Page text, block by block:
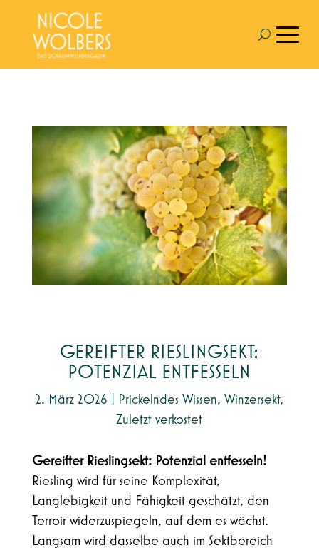
GEREIFTER RIESLINGSEKT:
POTENZIAL ENTFESSELN
2. März 2026 Prickelndes Wissen, Winzersekt,
Zuletzt verkostet
Gereifter Rieslingsekt: Potenzial entfesseln!
Riesling wird für seine Komplexität,
Langlebigkeit und Fähigkeit geschätzt, den
Terroir widerzuspiegeln, auf dem es wächst.
Langsam wird dasselbe auch im Sektbereich